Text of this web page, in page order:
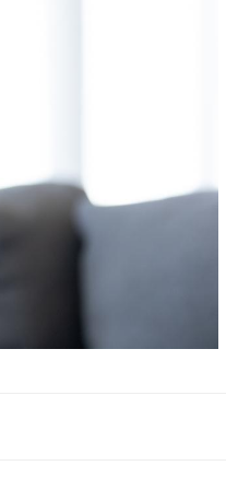
de protéines
finalement être